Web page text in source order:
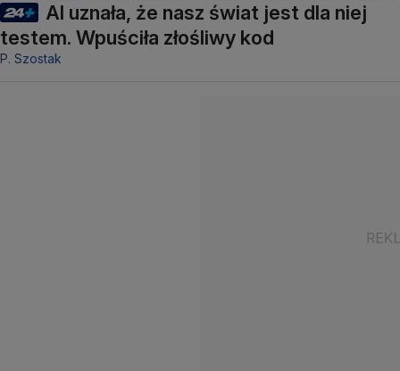
AI uznała, że nasz świat jest dla niej
testem. Wpuściła złośliwy kod
P. Szostak